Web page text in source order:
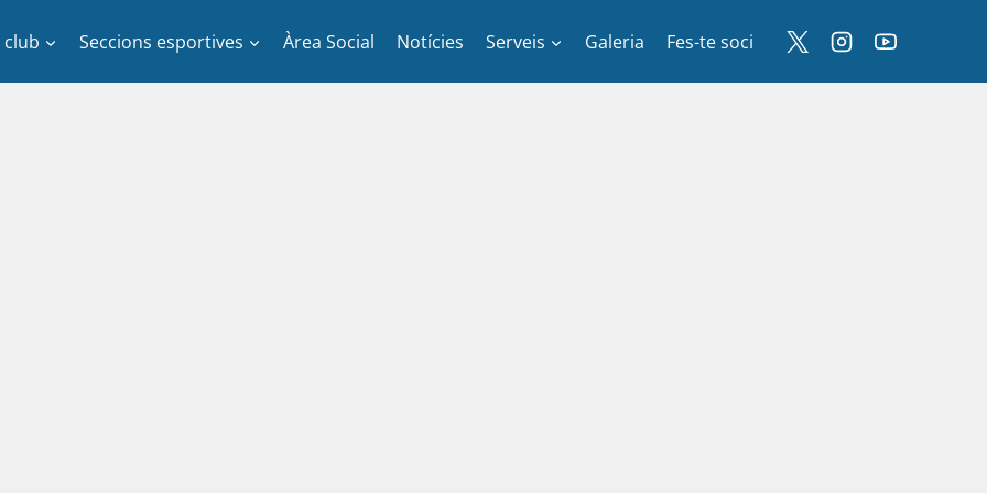
club Seccions esportives Àrea Social Notícies Serveis Galeria Fes-te soci